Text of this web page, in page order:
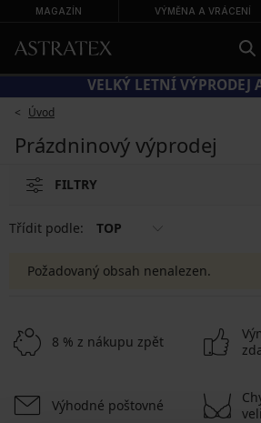
MAGAZÍN VÝMĚNA A VRÁCENÍ
VELKÝ LETNÍ VÝPRODEJ
Úvod
Prázdninový výprodej
FILTRY
Třídit podle: TOP
Požadovaný obsah nenalezen.
8 % z nákupu zpět
Výhodné poštovné